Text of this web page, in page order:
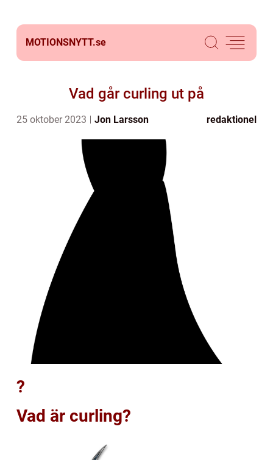
MOTIONSNYTT.se
Vad går curling ut på
25 oktober 2023 Jon Larsson redaktionel
?
Vad är curling?